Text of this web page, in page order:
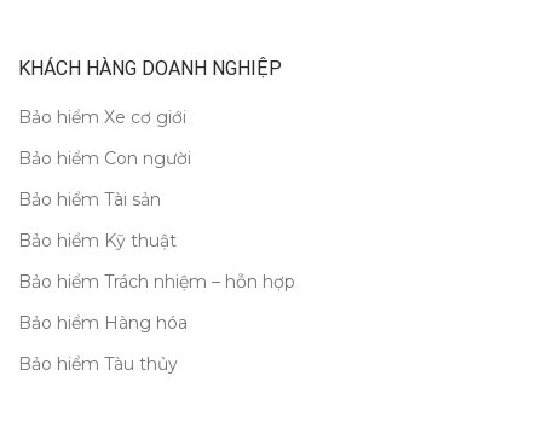
KHÁCH HÀNG DOANH NGHIỆP
Bảo hiểm Xe cơ giới
Bảo hiểm Con người
Bảo hiểm Tài sản
Bảo hiểm Kỹ thuật
Bảo hiểm Trách nhiệm – hỗn hợp
Bảo hiểm Hàng hóa
Bảo hiểm Tàu thủy